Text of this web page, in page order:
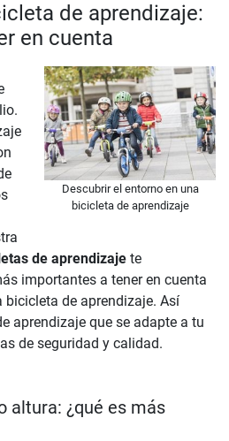
de aprendizaje:
en cuenta
Descubrir el entorno en una
bicicleta de aprendizaje
de aprendizaje te
importantes a tener en cuenta
bicicleta de aprendizaje. Así
aprendizaje que se adapte a tu
de seguridad y calidad.
altura: ¿qué es más